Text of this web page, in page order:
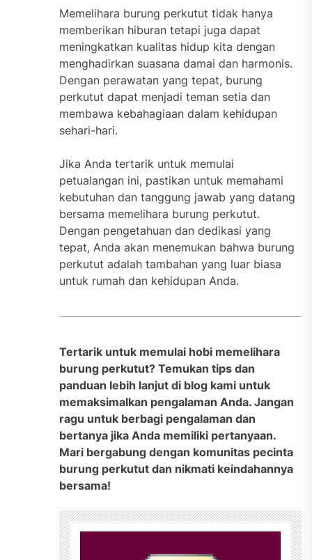
Memelihara burung perkutut tidak hanya
memberikan hiburan tetapi juga dapat
meningkatkan kualitas hidup kita dengan
menghadirkan suasana damai dan harmonis.
Dengan perawatan yang tepat, burung
perkutut dapat menjadi teman setia dan
membawa kebahagiaan dalam kehidupan
sehari-hari.
Jika Anda tertarik untuk memulai
petualangan ini, pastikan untuk memahami
kebutuhan dan tanggung jawab yang datang
bersama memelihara burung perkutut.
Dengan pengetahuan dan dedikasi yang
tepat, Anda akan menemukan bahwa burung
perkutut adalah tambahan yang luar biasa
untuk rumah dan kehidupan Anda.
Tertarik untuk memulai hobi memelihara
burung perkutut? Temukan tips dan
panduan lebih lanjut di blog kami untuk
memaksimalkan pengalaman Anda. Jangan
ragu untuk berbagi pengalaman dan
bertanya jika Anda memiliki pertanyaan.
Mari bergabung dengan komunitas pecinta
burung perkutut dan nikmati keindahannya
bersama!